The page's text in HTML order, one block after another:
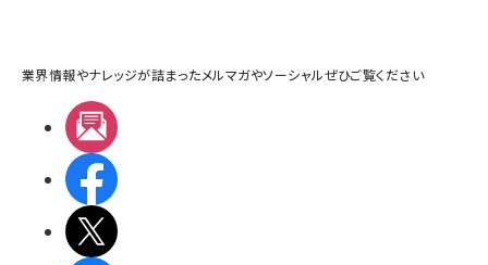
業界情報やナレッジが詰まったメルマガやソーシャルぜひご覧ください